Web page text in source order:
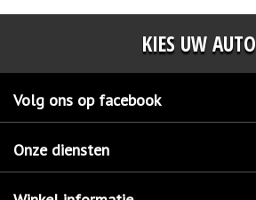
KIES UW AUTO
Volg ons op facebook
Onze diensten